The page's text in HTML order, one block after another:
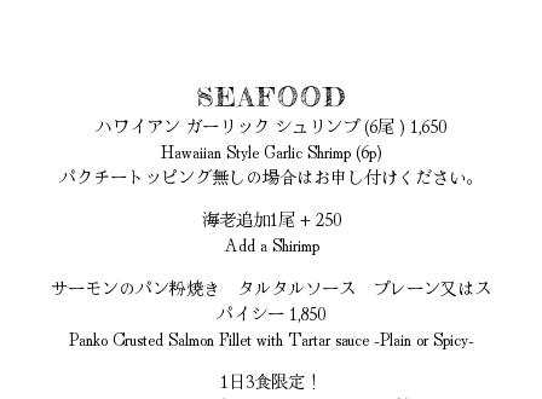
SEAFOOD
ハワイアン ガーリック シュリンプ (6尾 ) 1,650
Hawaiian Style Garlic Shrimp (6p)
パクチートッピング無しの場合はお申し付けください。
海老追加1尾 + 250
Add a Shirimp
サーモンのパン粉焼き タルタルソース プレーン又はス
パイシー 1,850
Panko Crusted Salmon Fillet with Tartar sauce -Plain or Spicy-
1日3食限定！